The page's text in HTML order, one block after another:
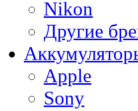
Nikon
Другие
Apple
Sony